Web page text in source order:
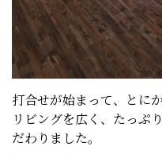
打合せが始まって、とに
リビングを広く、たっぷ
だわりました。